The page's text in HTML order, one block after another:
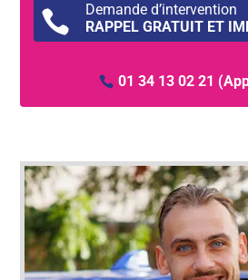

Demande d’intervention
RAPPEL GRATUIT ET
01 34 13 02 21